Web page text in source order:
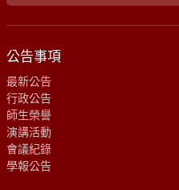
公告事項
最新公告
行政公告
師生榮譽
演講活動
會議紀錄
學報公告